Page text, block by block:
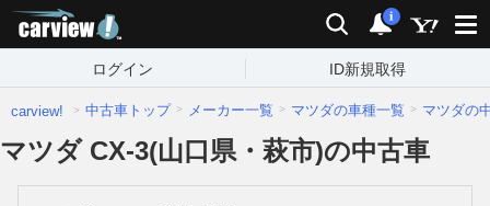
検索 通知
i
ログイン ID新規取得
carview! 中古車トップ メーカー一覧 マツダの車種一覧 マツダの
マツダ CX-3(山口県・萩市)の中古車